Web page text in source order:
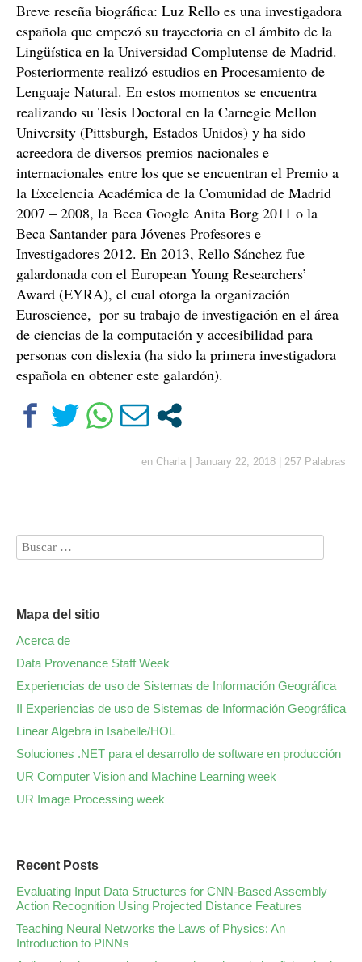
Breve reseña biográfica: Luz Rello es una investigadora
española que empezó su trayectoria en el ámbito de la
Lingüística en la Universidad Complutense de Madrid.
Posteriormente realizó estudios en Procesamiento de
Lenguaje Natural. En estos momentos se encuentra
realizando su Tesis Doctoral en la Carnegie Mellon
University (Pittsburgh, Estados Unidos) y ha sido
acreedora de diversos premios nacionales e
internacionales entre los que se encuentran el Premio a
la Excelencia Académica de la Comunidad de Madrid
2007 – 2008, la Beca Google Anita Borg 2011 o la
Beca Santander para Jóvenes Profesores e
Investigadores 2012. En 2013, Rello Sánchez fue
galardonada con el European Young Researchers’
Award (EYRA), el cual otorga la organización
Euroscience, ​ por su trabajo de investigación en el área
de ciencias de la computación y accesibilidad para
personas con dislexia (ha sido la primera investigadora
española en obtener este galardón).
en Charla January 22, 2018 257 Palabras
Mapa del sitio
Acerca de
Data Provenance Staff Week
Experiencias de uso de Sistemas de Información Geográfica
II Experiencias de uso de Sistemas de Información Geográfica
Linear Algebra in Isabelle/HOL
Soluciones .NET para el desarrollo de software en producción
UR Computer Vision and Machine Learning week
UR Image Processing week
Recent Posts
Evaluating Input Data Structures for CNN-Based Assembly
Action Recognition Using Projected Distance Features
Teaching Neural Networks the Laws of Physics: An
Introduction to PINNs